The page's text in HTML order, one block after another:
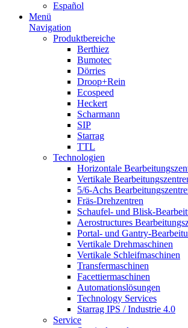
Español
Menü
Navigation
Produktbereiche
Berthiez
Bumotec
Dörries
Droop+Rein
Ecospeed
Heckert
Scharmann
SIP
Starrag
TTL
Technologien
Horizontale
Vertikale
5/6-Achs
Fräs-Drehzentren
Schaufel- und Blisk-
Aerostructures
Portal- und Gantry-
Vertikale Drehmaschinen
Vertikale Schleifmaschinen
Transfermaschinen
Facettiermaschinen
Automationslösungen
Technology Services
Starrag IPS / Industrie 4.0
Service